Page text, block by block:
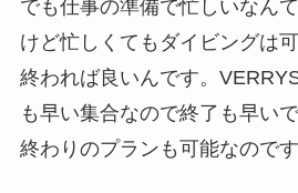
でも仕事の準備で忙しいなん
けど忙しくてもダイビングは
終われば良いんです。
も早い集合なので終了も早い
終わりのプランも可能なのです